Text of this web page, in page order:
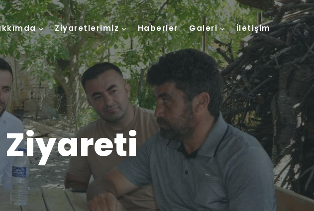
Ziyaretlerimiz Haberler Galeri İletişim